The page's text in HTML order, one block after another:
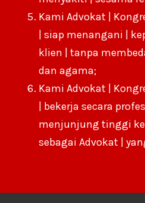
Kami Advokat |
| siap menangani |
klien | tanpa
dan agama;
Kami Advokat |
| bekerja secara
menjunjung tinggi
sebagai Advokat |